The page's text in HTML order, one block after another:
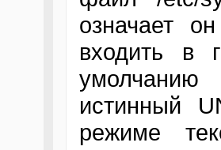
означает
входить в
истинный
режиме